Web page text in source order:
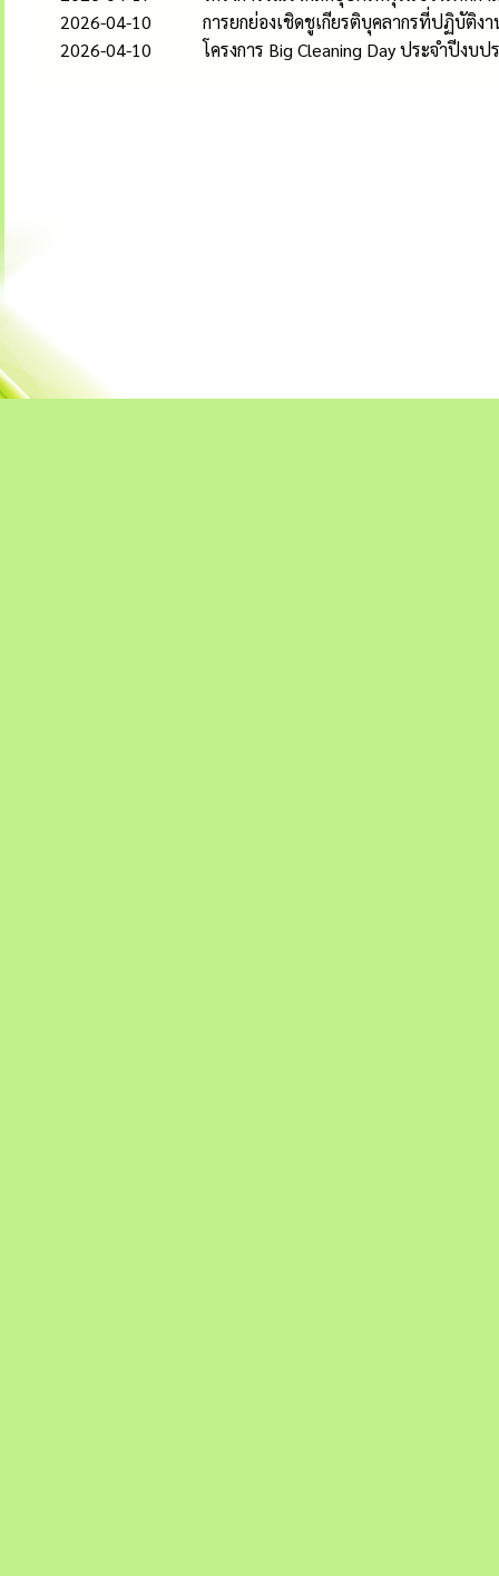
2026-04-10
การยกย่องเชิดชูเกียรติบุคลากรที่ปฏิบัติ
2026-04-10
โครงการ Big Cleaning Day ประจำปีง